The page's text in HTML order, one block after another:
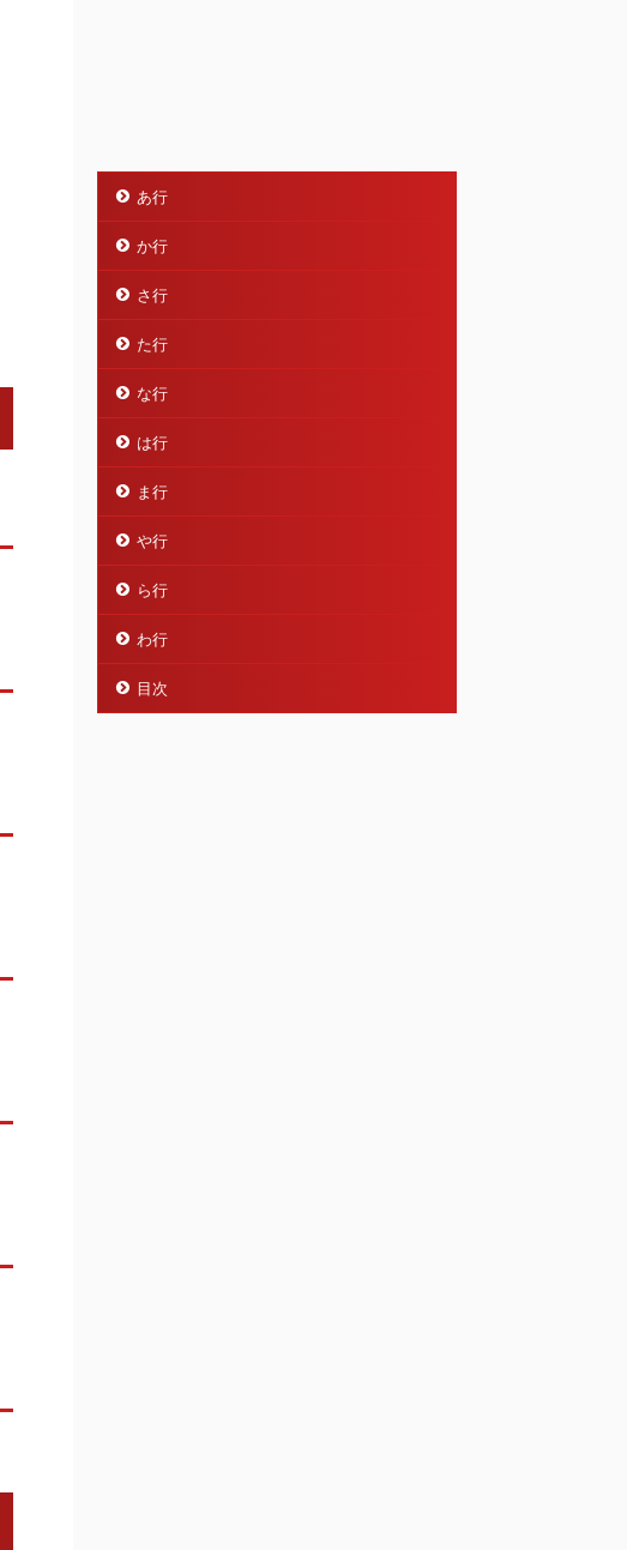
あ行
か行
さ行
た行
な行
は行
ま行
や行
ら行
わ行
目次